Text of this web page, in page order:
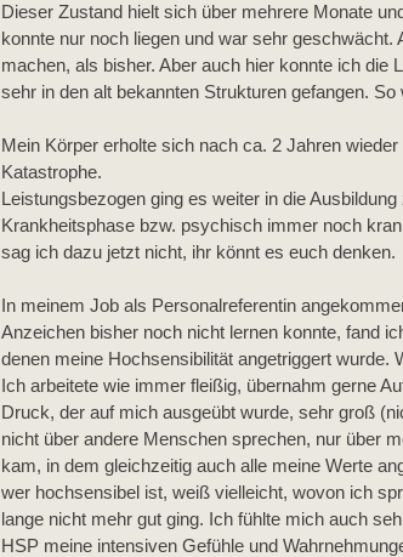
Dieser Zustand hielt sich über mehrere Monate
konnte nur noch liegen und war sehr
machen, als bisher. Aber auch hier konnte ich
sehr in den alt bekannten Strukturen gefangen.
Mein Körper erholte sich nach ca. 2 Jahren
Katastrophe.
Leistungsbezogen ging es weiter in die
Krankheitsphase bzw. psychisch immer noch
sag ich dazu jetzt nicht, ihr könnt es euch denken.
In meinem Job als Personalreferentin
Anzeichen bisher noch nicht lernen konnte, fand
denen meine Hochsensibilität angetriggert wurde.
Ich arbeitete wie immer fleißig, übernahm gerne
Druck, der auf mich ausgeübt wurde, sehr groß
nicht über andere Menschen sprechen, nur über
kam, in dem gleichzeitig auch alle meine Werte
wer hochsensibel ist, weiß vielleicht, wovon ich
lange nicht mehr gut ging. Ich fühlte mich auch
HSP meine intensiven Gefühle und